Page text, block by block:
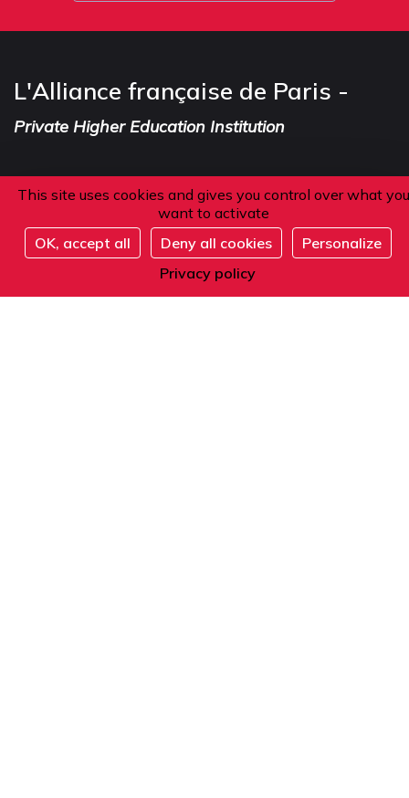
This site uses cookies and gives you control over what you
want to activate
OK, accept all
Deny all cookies
Personalize
Privacy policy
Full
L'Alliance française de Paris -
Private Higher Education Institution
Address
101 boulevard Raspail